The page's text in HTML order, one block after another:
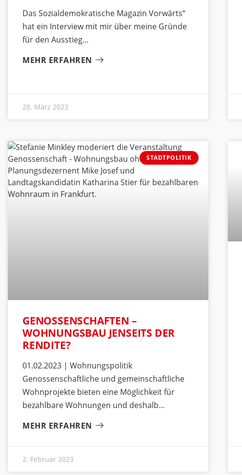
Das Sozialdemokratische Magazin Vorwärts“
hat ein Interview mit mir über meine Gründe
für den Ausstieg
MEHR ERFAHREN
28. März 2023
STADTPOLITIK
GENOSSENSCHAFTEN –
WOHNUNGSBAU JENSEITS DER
RENDITE?
01.02.2023 | Wohnungspolitik
Genossenschaftliche und gemeinschaftliche
Wohnprojekte bieten eine Möglichkeit für
bezahlbare Wohnungen und deshalb
MEHR ERFAHREN
2. Februar 2023